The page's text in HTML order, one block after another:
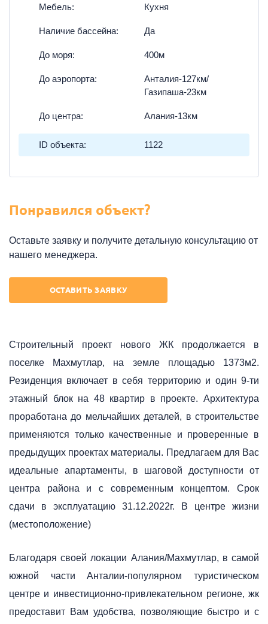
Мебель: Кухня
Наличие бассейна: Да
До моря: 400м
До аэропорта:
Анталия-127км/
Газипаша-23км
До центра: Алания-13км
ID объекта: 1122
Понравился объект?
Оставьте заявку и получите детальную консультацию от
нашего менеджера.
ОСТАВИТЬ ЗАЯВКУ
Строительный проект нового ЖК продолжается в
поселке Махмутлар, на земле площадью 1373м2.
Резиденция включает в себя территорию и один 9-ти
этажный блок на 48 квартир в проекте. Архитектура
проработана до мельчайших деталей, в строительстве
применяются только качественные и проверенные в
предыдущих проектах материалы. Предлагаем для Вас
идеальные апартаменты, в шаговой доступности от
центра района и с современным концептом. Срок
сдачи в эксплуатацию 31.12.2022г. В центре жизни
(местоположение)
Благодаря своей локации Алания/Махмутлар, в самой
южной части Анталии-популярном туристическом
центре и инвестиционно-привлекательном регионе, жк
предоставит Вам удобства, позволяющие быстро и с